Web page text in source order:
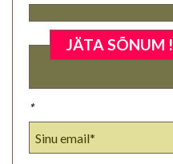
JÄTA SÕNUM !
*